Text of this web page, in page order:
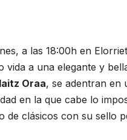
a las 18:00h en
a una elegante y
Oraa, se adentran en
en la que cabe lo
de clásicos con su sello